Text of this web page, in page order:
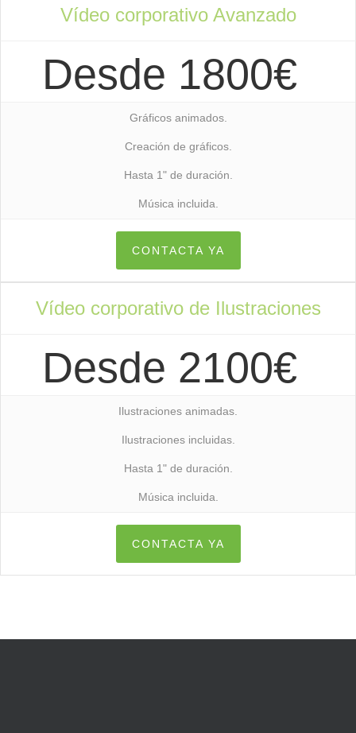
Vídeo corporativo Avanzado
Desde 1800€
Gráficos animados.
Creación de gráficos.
Hasta 1" de duración.
Música incluida.
CONTACTA YA
Vídeo corporativo de Ilustraciones
Desde 2100€
Ilustraciones animadas.
Ilustraciones incluidas.
Hasta 1" de duración.
Música incluida.
CONTACTA YA